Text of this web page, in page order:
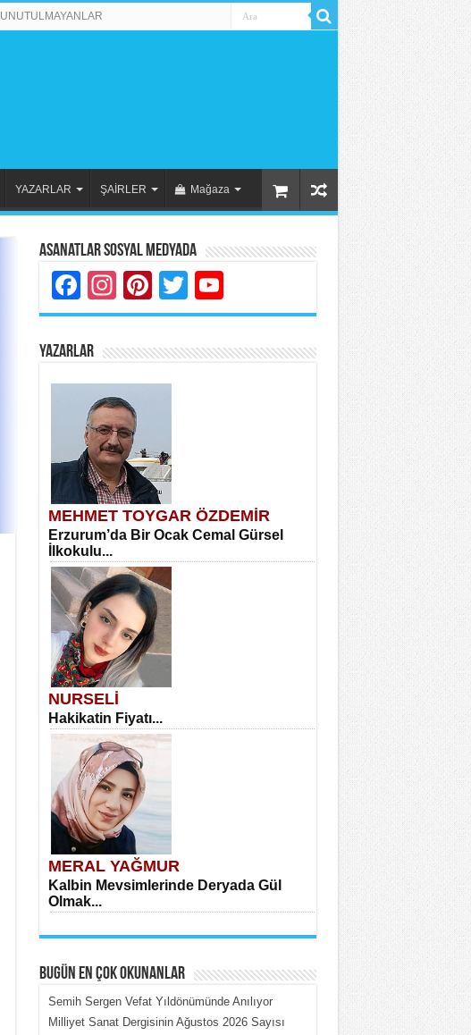
UNUTULMAYANLAR
YAZARLAR ŞAİRLER Mağaza
Asanatlar Sosyal Medyada
Facebook
Instagram
Pinterest
Twitter
YAZARLAR
MEHMET TOYGAR ÖZDEMİR
Erzurum’da Bir Ocak Cemal Gürsel
İlkokulu...
NURSELİ
Hakikatin Fiyatı...
MERAL YAĞMUR
Kalbin Mevsimlerinde Deryada Gül
Olmak...
BUGÜN EN ÇOK OKUNANLAR
Semih Sergen Vefat Yıldönümünde Anılıyor
Milliyet Sanat Dergisinin Ağustos 2026 Sayısı